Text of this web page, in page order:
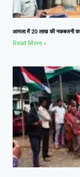
आमला में 20 लाख की नकबजनी का
Read More »